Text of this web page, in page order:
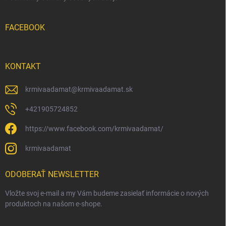
FACEBOOK
KONTAKT
krmivaadamat@krmivaadamat.sk
+421905724852
https://www.facebook.com/krmivaadamat/
krmivaadamat
ODOBERAŤ NEWSLETTER
Vložte svoj e-mail a my Vám budeme zasielať informácie o nových
produktoch na našom e-shope.